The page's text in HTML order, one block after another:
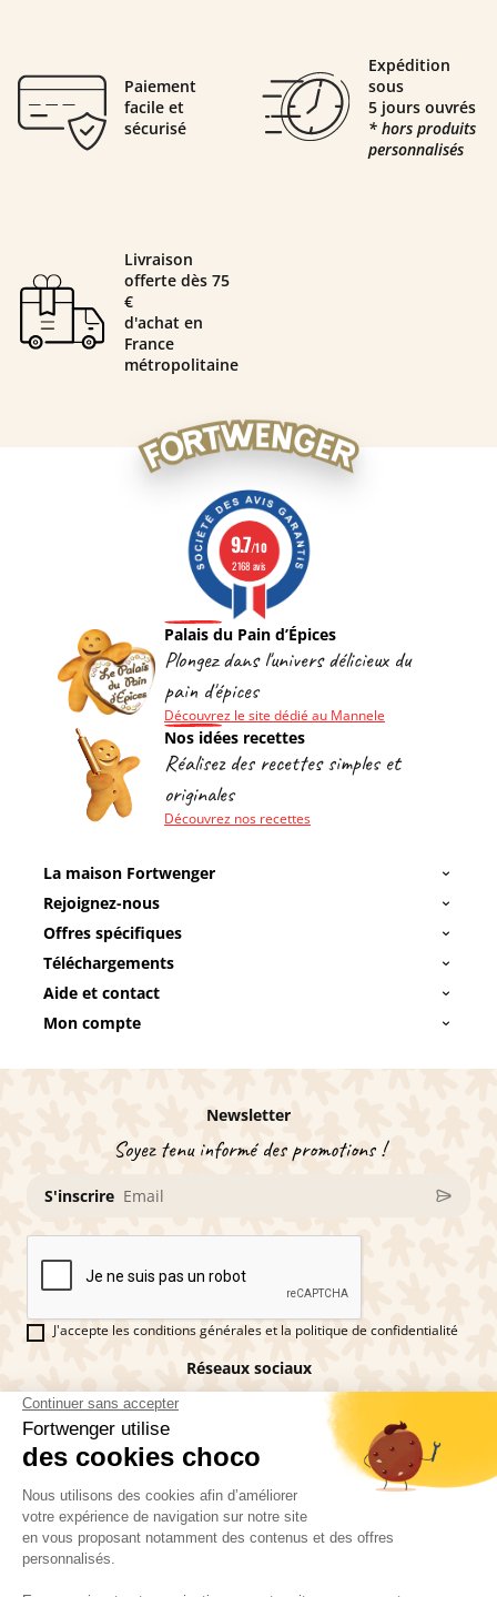
Paiement
facile et
sécurisé
Expédition
sous
5 jours ouvrés
* hors produits
personnalisés
Livraison
offerte dès 75
€
d'achat en
France
métropolitaine
Palais du Pain d’Épices
Plongez dans l'univers délicieux du
pain d'épices
Découvrez le site dédié au Mannele
9.7/10
2168 avis
Nos idées recettes
Réalisez des recettes simples et
originales
Découvrez nos recettes
La maison Fortwenger
Rejoignez-nous
Offres spécifiques
Téléchargements
Aide et contact
Mon compte
Newsletter
Soyez tenu informé des promotions !
S'inscrire
J'accepte les conditions générales et la politique de confidentialité
Réseaux sociaux
Vous êtes fan de pains d'épices ?
Fortwenger ©2026
Conditions générales de ventesMentions légales